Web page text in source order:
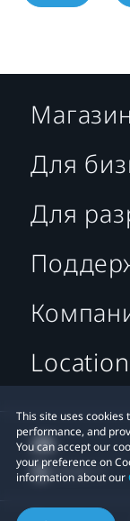
This site uses
performance, and
You can accept our
your preference on
information about our
Магазин
Для
Для
Location